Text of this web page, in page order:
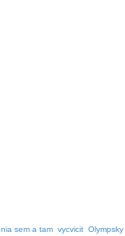
sem a tam vycvicit